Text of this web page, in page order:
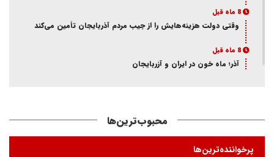
8 ماه قبل
وقتی دولت هزینه‌هایش را از جیب مردم آذربایجان تأمین می‌کند
8 ماه قبل
آذر؛ ماه خون در ایران و آزربایجان
«کوراوغلو» تبریز
محبوب‌ترین‌ها
پرخواننده‌ترین‌ها